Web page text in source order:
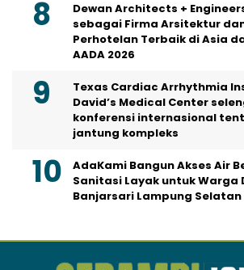
Dewan Architects +
sebagai Firma Arsitektur
Perhotelan Terbaik di Asia
AADA 2026
Texas Cardiac Arrhythmia
David’s Medical Center
konferensi internasional
jantung kompleks
AdaKami Bangun Akses Air
Sanitasi Layak untuk Warga
Banjarsari Lampung Selatan